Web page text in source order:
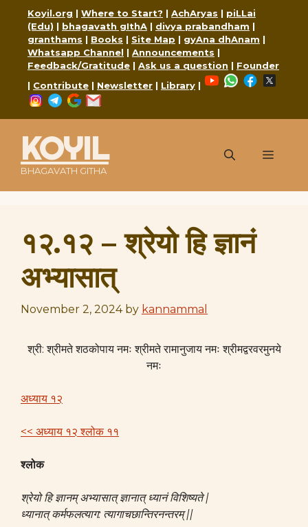
content
Koyil.org | Where to Start? | AchAryas | piLLai
(Edu) | bhagavath gIthA | divya prabandham |
granthams | Books | Site Map | gyAna dhAnam |
Whatsapp Channel | Announcements |
Feedback/Gratitude | Ask us a question | Founder
| Contribute | Newsletter | Library |
YouTubeWhatsApp
Facebook
Instagram
Telegram
Google
KOYIL
BHAGAVATH GITHA
Menu
१२.१२ – श्रेयो हि ज्ञानं
अभ्यासात्
November 2, 2024 by kannammal
श्री: श्रीमते शठकोपाय नमः श्रीमते रामानुजाय नमः श्रीमद्वरवरमुनये
नमः
अध्याय १२
<< अध्याय १२ श्लोक ११
श्लोक
श्रेयो हि ज्ञानम् अभ्यासात् ज्ञानात् ध्यानं विशिष्यते |
ध्यानात् कर्मफलत्याग: त्यागाचछान्तिरनन्तरम् ||